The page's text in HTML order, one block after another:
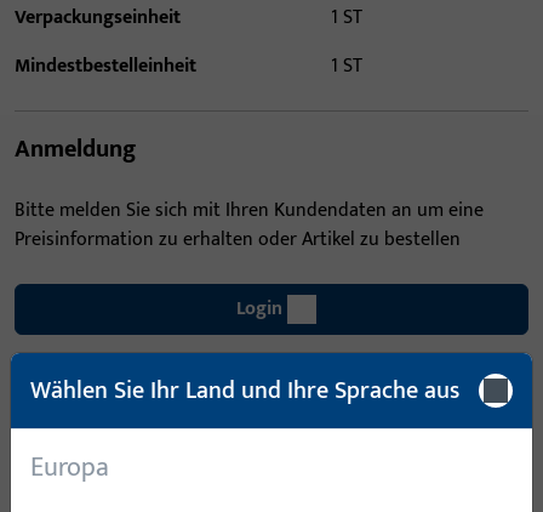
Verpackungseinheit
1 ST
Mindestbestelleinheit
1 ST
Anmeldung
Bitte melden Sie sich mit Ihren Kundendaten an um eine
Preisinformation zu erhalten oder Artikel zu bestellen
Login
Account erstellen
Wählen Sie Ihr Land und Ihre Sprache aus
Europa